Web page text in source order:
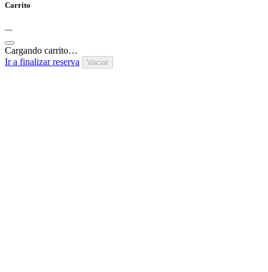
Carrito
—
Cargando carrito…
Ir a finalizar reserva
Vaciar